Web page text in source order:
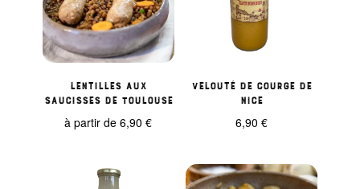
Lentilles aux
saucisses de Toulouse
à partir de6,90€
Velouté de courge de
Nice
6,90€